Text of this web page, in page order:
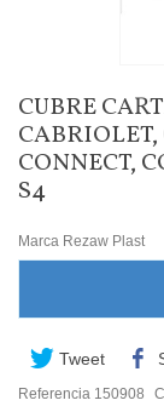
CUBRE
CONNECT,
S4
Marca Rezaw Plast
Tweet
Referencia 150908